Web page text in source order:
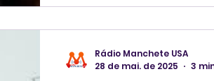
analisar os pedidos de
Rádio Manchete USA
28 de mai. de 2025
3